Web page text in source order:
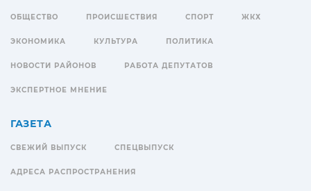
ОБЩЕСТВО ПРОИСШЕСТВИЯ СПОРТ ЖКХ
ЭКОНОМИКА КУЛЬТУРА ПОЛИТИКА
НОВОСТИ РАЙОНОВ РАБОТА ДЕПУТАТОВ
ЭКСПЕРТНОЕ МНЕНИЕ
ГАЗЕТА
СВЕЖИЙ ВЫПУСК СПЕЦВЫПУСК
АДРЕСА РАСПРОСТРАНЕНИЯ